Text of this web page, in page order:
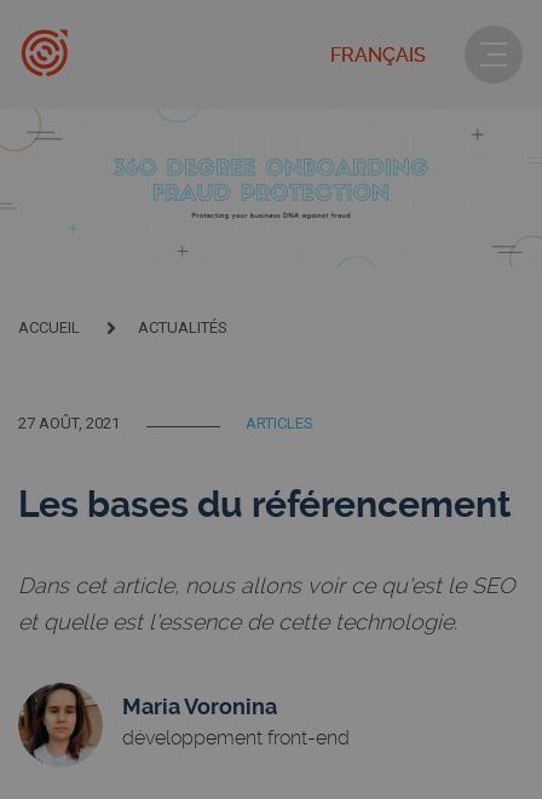
FRANÇAIS
ACCUEIL ACTUALITÉS
27 AOÛT, 2021 ARTICLES
Les bases du référencement
Dans cet article, nous allons voir ce qu'est le SEO
et quelle est l'essence de cette technologie.
Maria Voronina
développement front-end